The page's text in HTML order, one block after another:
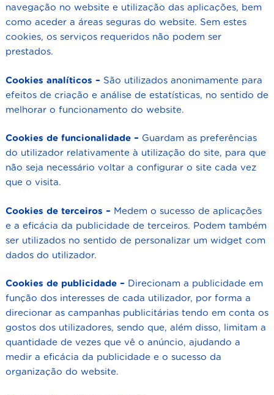
navegação no website e utilização das aplicações, bem
como aceder a áreas seguras do website. Sem estes
cookies, os serviços requeridos não podem ser
prestados.
Cookies analíticos – São utilizados anonimamente para
efeitos de criação e análise de estatísticas, no sentido de
melhorar o funcionamento do website.
Cookies de funcionalidade – Guardam as preferências
do utilizador relativamente à utilização do site, para que
não seja necessário voltar a configurar o site cada vez
que o visita.
Cookies de terceiros – Medem o sucesso de aplicações
e a eficácia da publicidade de terceiros. Podem também
ser utilizados no sentido de personalizar um widget com
dados do utilizador.
Cookies de publicidade – Direcionam a publicidade em
função dos interesses de cada utilizador, por forma a
direcionar as campanhas publicitárias tendo em conta os
gostos dos utilizadores, sendo que, além disso, limitam a
quantidade de vezes que vê o anúncio, ajudando a
medir a eficácia da publicidade e o sucesso da
organização do website.